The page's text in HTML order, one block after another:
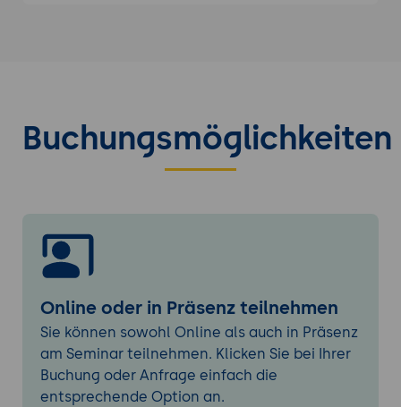
4.Kontext-Propagierung & Baggage
Context Propagation:Weitergabe von
Paaren durch den gesamten Trace-Pfad.
Header-Standards:
Datenempfang:Konfiguration von OTLP-,
Prometheus-, Jaeger- und Zipkin-
Receivern.
Buchungsmöglichkeiten
Online oder in Präsenz teilnehmen
Sie können sowohl Online als auch in Präsenz
am Seminar teilnehmen. Klicken Sie bei Ihrer
Buchung oder Anfrage einfach die
entsprechende Option an.